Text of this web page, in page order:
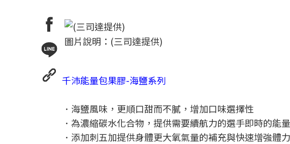
圖片說明：(三司達提供)
千沛能量包果膠-海鹽系列
．海鹽風味，更順口甜而不膩，增加口味選擇性
．為濃縮碳水化合物，提供需要續航力的選手即時的能
．添加刺五加提供身體更大氧氣量的補充與快速增強體